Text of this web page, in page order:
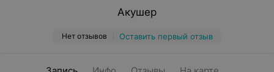
Акушер
Нет отзывов Оставить первый отзыв